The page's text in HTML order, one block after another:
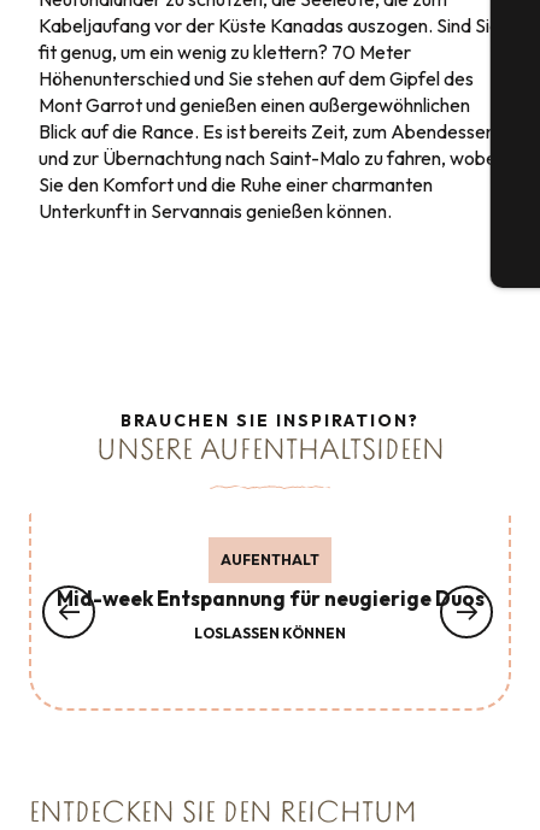
Kabeljaufang vor der Küste Kanadas auszogen. Sind Sie
fit genug, um ein wenig zu klettern? 70 Meter
Höhenunterschied und Sie stehen auf dem Gipfel des
Mont Garrot und genießen einen außergewöhnlichen
Blick auf die Rance. Es ist bereits Zeit, zum Abendessen
und zur Übernachtung nach Saint-Malo zu fahren, wobei
Sie den Komfort und die Ruhe einer charmanten
Unterkunft in Servannais genießen können.
BRAUCHEN SIE INSPIRATION?
UNSERE AUFENTHALTSIDEEN
AUFENTHALT
Mid-week Entspannung für neugierige Duos
LOSLASSEN KÖNNEN
ENTDECKEN SIE DEN REICHTUM